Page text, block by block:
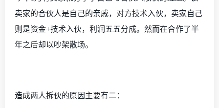
卖家的合伙人是自己的亲戚，对方技术入伙，卖家自己
则是资金+技术入伙，利润五五分成。然而在合作了半
年之后却以吵架散场。
造成两人拆伙的原因主要有二：